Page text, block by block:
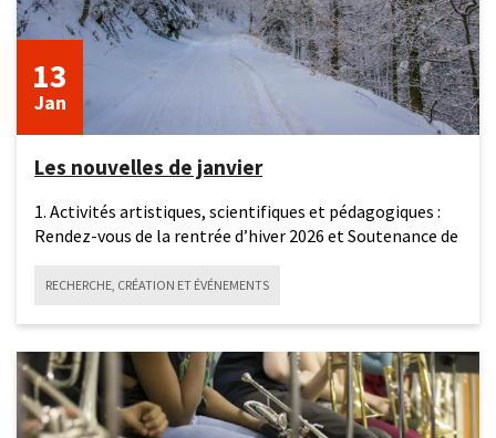
Les nouvelles de janvier
1. Activités artistiques, scientifiques et pédagogiques :
Rendez-vous de la rentrée d’hiver 2026 et Soutenance de
13
Jan
RECHERCHE, CRÉATION ET ÉVÉNEMENTS
8
janvier
2026